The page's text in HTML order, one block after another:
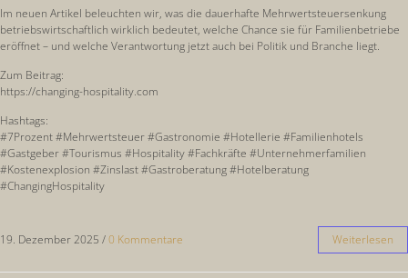
Im neuen Artikel beleuchten wir, was die dauerhafte Mehrwertsteuersenkung
betriebswirtschaftlich wirklich bedeutet, welche Chance sie für Familienbetriebe
eröffnet – und welche Verantwortung jetzt auch bei Politik und Branche liegt.
Zum Beitrag:
https://changing-hospitality.com
Hashtags:
#7Prozent #Mehrwertsteuer #Gastronomie #Hotellerie #Familienhotels
#Gastgeber #Tourismus #Hospitality #Fachkräfte #Unternehmerfamilien
#Kostenexplosion #Zinslast #Gastroberatung #Hotelberatung
#ChangingHospitality
19. Dezember 2025 /0 Kommentare Weiterlesen